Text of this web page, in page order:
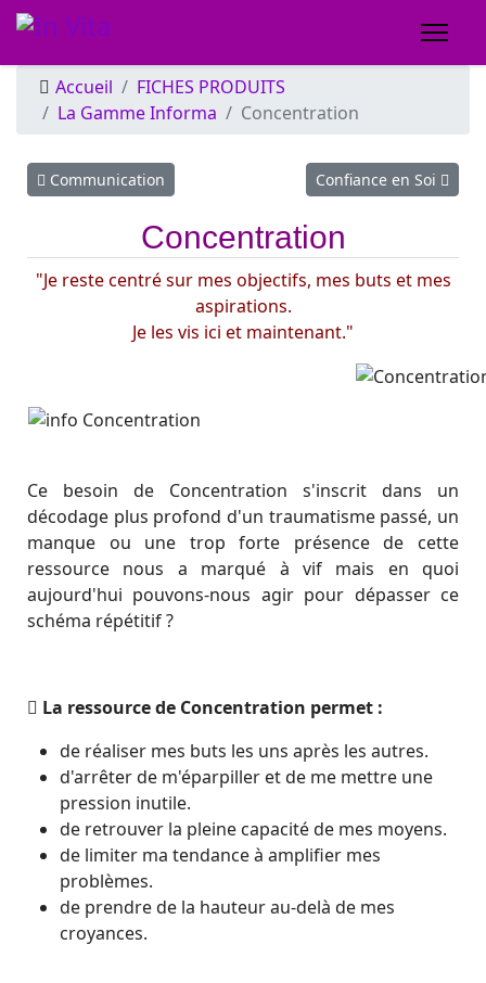
Accueil
FICHES PRODUITS
La Gamme Informa
Concentration
Article précédent : Communication
Communication Article suivant :
Confiance en Soi
Concentration
"Je reste centré sur mes objectifs, mes buts et mes
aspirations.
Je les vis ici et maintenant."
Ce besoin de Concentration s'inscrit dans un
décodage plus profond d'un traumatisme passé, un
manque ou une trop forte présence de cette
ressource nous a marqué à vif mais en quoi
aujourd'hui pouvons-nous agir pour dépasser ce
schéma répétitif ?
La ressource de Concentration permet :
de réaliser mes buts les uns après les autres.
d'arrêter de m'éparpiller et de me mettre une
pression inutile.
de retrouver la pleine capacité de mes moyens.
de limiter ma tendance à amplifier mes
problèmes.
de prendre de la hauteur au-delà de mes
croyances.